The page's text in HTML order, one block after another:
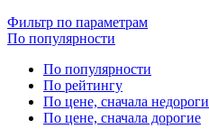
Фильтр по параметрам
По популярности
По популярности
По рейтингу
По цене, сначала
По цене, сначала дорогие